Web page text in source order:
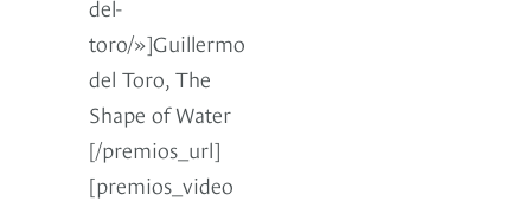
del-
toro/»]Guillermo
del Toro, The
Shape of Water
[/premios_url]
[premios_video